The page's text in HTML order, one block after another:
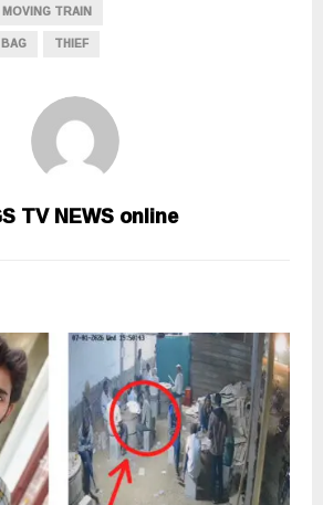
MOVING TRAIN
THIEF
TV NEWS online